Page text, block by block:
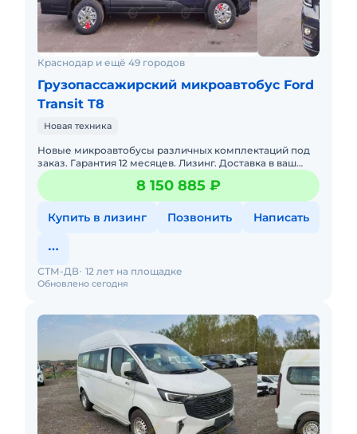
Краснодар и ещё 49 городов
Грузопассажирский микроавтобус Ford
Transit T8
Новая техника
Новые микроавтобусы различных комплектаций под
заказ. Гарантия 12 месяцев. Лизинг. Доставка в ваш
регион. 6-местный многоцелевой пассажирский
автомобиль &nbs
8 150 885 ₽
Купить в лизинг Позвонить Написать
Обновлено сегодня
СТМ-ДВ 12 лет на площадке